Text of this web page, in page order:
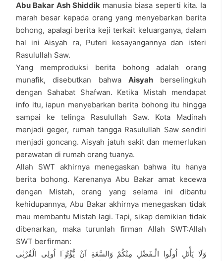
Abu Bakar Ash Shiddikmanusia biasa seperti kita. Ia
marah besar kepada orang yang menyebarkan berita
bohong, apalagi berita keji terkait keluarganya, dalam
hal ini Aisyah ra, Puteri kesayangannya dan isteri
Rasulullah Saw.
Yang memproduksi berita bohong adalah orang
munafik, disebutkan bahwa Aisyahberselingkuh
dengan Sahabat Shafwan. Ketika Mistah mendapat
info itu, iapun menyebarkan berita bohong itu hingga
sampai ke telinga Rasulullah Saw. Kota Madinah
menjadi geger, rumah tangga Rasulullah Saw sendiri
menjadi goncang. Aisyah jatuh sakit dan memerlukan
perawatan di rumah orang tuanya.
Allah SWT akhirnya menegaskan bahwa itu hanya
berita bohong. Karenanya Abu Bakar amat kecewa
dengan Mistah, orang yang selama ini dibantu
kehidupannya, Abu Bakar akhirnya menegaskan tidak
mau membantu Mistah lagi. Tapi, sikap demikian tidak
dibenarkan, maka turunlah firman Allah SWT:Allah
SWT berfirman:
وَلَا يَأْتَلِ اُولُوا الْـفَضْلِ مِنْكُمْ وَالسَّعَةِ اَنْ يُّؤْتُوْۤا اُولِى الْقُرْبٰى